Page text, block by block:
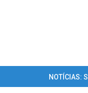
NOTÍCIAS: